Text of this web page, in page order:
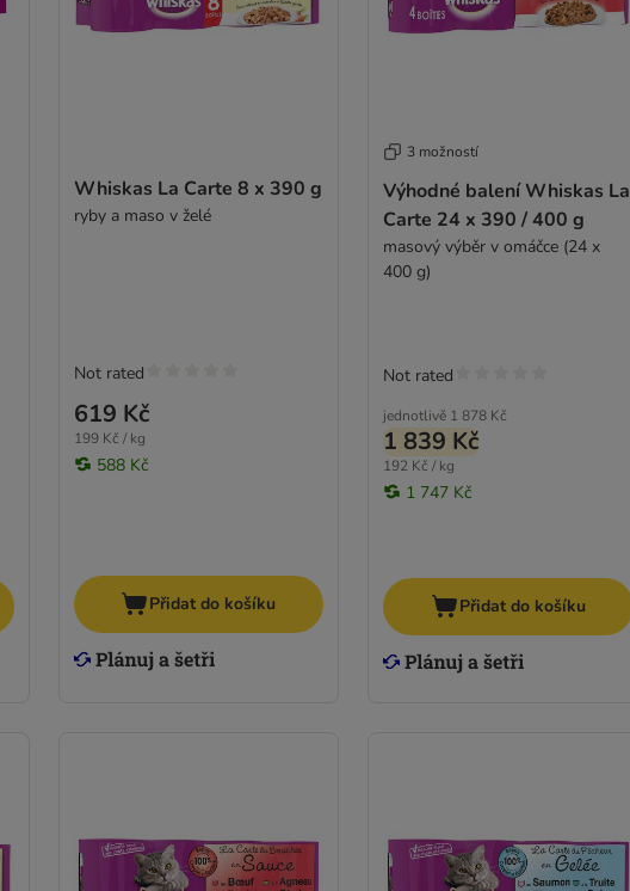
Whiskas La Carte 8 x 390 g
ryby a maso v želé
619 Kč
199 Kč / kg
588 Kč
Not rated
Přidat do košíku
3 možností
Výhodné balení Whiskas La
Carte 24 x 390 / 400 g
masový výběr v omáčce (24 x
400 g)
jednotlivě 1 878 Kč
1 839 Kč
192 Kč / kg
1 747 Kč
Not rated
Přidat do košíku